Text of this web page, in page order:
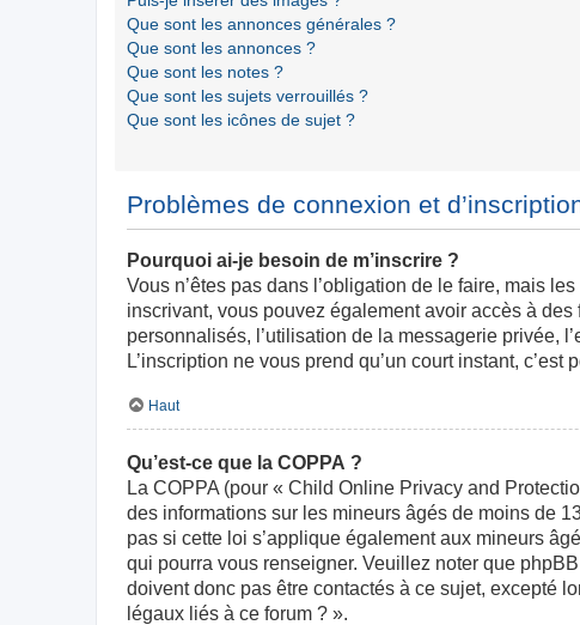
Que sont les annonces générales ?
Que sont les annonces ?
Que sont les notes ?
Que sont les sujets verrouillés ?
Que sont les icônes de sujet ?
Problèmes de connexion et
Pourquoi ai-je besoin de m’inscrire ?
Vous n’êtes pas dans l’obligation de le faire, mais
inscrivant, vous pouvez également avoir accès à
personnalisés, l’utilisation de la messagerie privée,
L’inscription ne vous prend qu’un court instant,
Haut
Qu’est-ce que la COPPA ?
La COPPA (pour « Child Online Privacy and
des informations sur les mineurs âgés de moins de
pas si cette loi s’applique également aux mineurs
qui pourra vous renseigner. Veuillez noter que
doivent donc pas être contactés à ce sujet, excepté
légaux liés à ce forum ? ».